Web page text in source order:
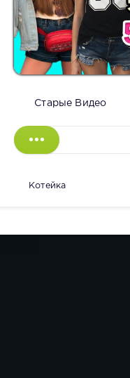
Старые Видео
Котейка